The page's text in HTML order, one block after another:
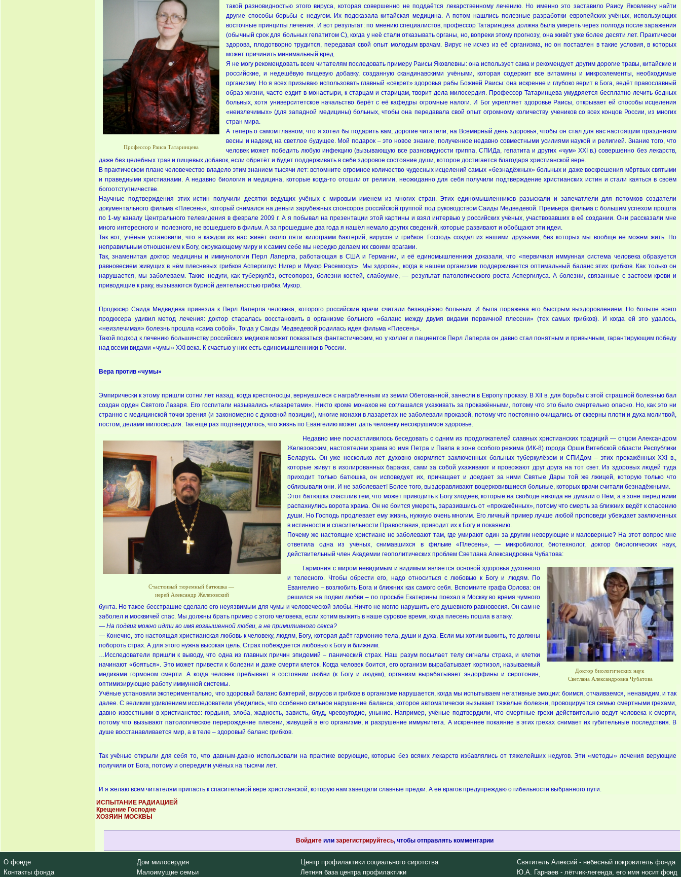
Профессор Раиса Татаринцева
такой разновидностью этого вируса, которая совершенно не поддаётся лекарственному лечению. Но именно это заставило Раису Яковлевну найти
другие способы борьбы с недугом. Их подсказала китайская медицина. А потом нашлись полезные разработки европейских учёных, использующих
восточные принципы лечения. И вот результат: по мнению специалистов, профессор Татаринцева должна была умереть через полгода после заражения
(обычный срок для больных гепатитом С), когда у неё стали отказывать органы, но, вопреки этому прогнозу, она живёт уже более десяти лет. Практически
здорова, плодотворно трудится, передавая свой опыт молодым врачам. Вирус не исчез из её организма, но он поставлен в такие условия, в которых
может причинить минимальный вред.
Я не могу рекомендовать всем читателям последовать примеру Раисы Яковлевны: она использует сама и рекомендует другим дорогие травы, китайские и
российские, и недешёвую пищевую добавку, созданную скандинавскими учёными, которая содержит все витамины и микроэлементы, необходимые
организму. Но я всех призываю использовать главный «секрет» здоровья рабы Божией Раисы: она искренне и глубоко верит в Бога, ведёт православный
образ жизни, часто ездит в монастыри, к старцам и старицам, творит дела милосердия. Профессор Татаринцева умудряется бесплатно лечить бедных
больных, хотя университетское начальство берёт с её кафедры огромные налоги. И Бог укрепляет здоровье Раисы, открывает ей способы исцеления
«неизлечимых» (для западной медицины) больных, чтобы она передавала свой опыт огромному количеству учеников со всех концов России, из многих
стран мира.
А теперь о самом главном, что я хотел бы подарить вам, дорогие читатели, на Всемирный день здоровья, чтобы он стал для вас настоящим праздником
весны и надежд на светлое будущее. Мой подарок – это новое знание, полученное недавно совместными усилиями наукой и религией. Знание того, что
человек может победить любую инфекцию (вызывающую все разновидности гриппа, СПИДа, гепатита и других «чум» ХХI в.) совершенно без лекарств,
даже без целебных трав и пищевых добавок, если обретёт и будет поддерживать в себе здоровое состояние души, которое достигается благодаря христианской вере.
В практическом плане человечество владело этим знанием тысячи лет: вспомните огромное количество чудесных исцелений самых «безнадёжных» больных и даже воскрешения мёртвых святыми
и праведными христианами. А недавно биология и медицина, которые когда-то отошли от религии, неожиданно для себя получили подтверждение христианских истин и стали каяться в своём
богоотступничестве.
Научные подтверждения этих истин получили десятки ведущих учёных с мировым именем из многих стран. Этих единомышленников разыскали и запечатлели для потомков создатели
документального фильма «Плесень», который снимался на деньги зарубежных спонсоров российской группой под руководством Саиды Медведевой. Премьера фильма с большим успехом прошла
по 1-му каналу Центрального телевидения в феврале 2009 г. А я побывал на презентации этой картины и взял интервью у российских учёных, участвовавших в её создании. Они рассказали мне
много интересного и полезного, не вошедшего в фильм. А за прошедшие два года я нашёл немало других сведений, которые развивают и обобщают эти идеи.
Так вот, учёные установили, что в каждом из нас живёт около пяти килограмм бактерий, вирусов и грибков. Господь создал их нашими друзьями, без которых мы вообще не можем жить. Но
неправильным отношением к Богу, окружающему миру и к самим себе мы нередко делаем их своими врагами.
Так, знаменитая доктор медицины и иммунологии Перл Лаперла, работающая в США и Германии, и её единомышленники доказали, что «первичная иммунная система человека образуется
равновесием живущих в нём плесневых грибков Аспергилус Нигер и Мукор Расемосус». Мы здоровы, когда в нашем организме поддерживается оптимальный баланс этих грибков. Как только он
нарушается, мы заболеваем. Такие недуги, как туберкулёз, остеопороз, болезни костей, слабоумие, — результат патологического роста Аспергилуса. А болезни, связанные с застоем крови и
приводящие к раку, вызываются бурной деятельностью грибка Мукор.
Продюсер Саида Медведева привезла к Перл Лаперла человека, которого российские врачи считали безнадёжно больным. И была поражена его быстрым выздоровлением. Но больше всего
продюсера удивил метод лечения: доктор старалась восстановить в организме больного «баланс между двумя видами первичной плесени» (тех самых грибков). И когда ей это удалось,
«неизлечимая» болезнь прошла «сама собой». Тогда у Саиды Медведевой родилась идея фильма «Плесень».
Такой подход к лечению большинству российских медиков может показаться фантастическим, но у коллег и пациентов Перл Лаперла он давно стал понятным и привычным, гарантирующим победу
над всеми видами «чумы» XXI века. К счастью у них есть единомышленники в России.
Вера против «чумы»
Эмпирически к этому пришли сотни лет назад, когда крестоносцы, вернувшиеся с награбленным из земли Обетованной, занесли в Европу проказу. В ХII в. для борьбы с этой страшной болезнью бал
создан орден Святого Лазаря. Его госпитали назывались «лазаретами». Никто кроме монахов не соглашался ухаживать за прокажёнными, потому что это было смертельно опасно. Но, как это ни
странно с медицинской точки зрения (и закономерно с духовной позиции), многие монахи в лазаретах не заболевали проказой, потому что постоянно очищались от скверны плоти и духа молитвой,
постом, делами милосердия. Так ещё раз подтвердилось, что жизнь по Евангелию может дать человеку несокрушимое здоровье.
Счастливый тюремный батюшка —
иерей Александр Железовский
Недавно мне посчастливилось беседовать с одним из продолжателей славных христианских традиций — отцом Александром
Железовским, настоятелем храма во имя Петра и Павла в зоне особого режима (ИК-8) города Орши Витебской области Республики
Беларусь. Он уже несколько лет духовно окормляет заключенных больных туберкулёзом и СПИДом – этих прокажённых ХХI в.,
которые живут в изолированных бараках, сами за собой ухаживают и провожают друг друга на тот свет. Из здоровых людей туда
приходит только батюшка, он исповедует их, причащает и доедает за ними Святые Дары той же лжицей, которую только что
облизывали они. И не заболевает! Более того, выздоравливают воцерковившиеся больные, которых врачи считали безнадёжными.
Этот батюшка счастлив тем, что может приводить к Богу злодеев, которые на свободе никогда не думали о Нём, а в зоне перед ними
распахнулись ворота храма. Он не боится умереть, заразившись от «прокажённых», потому что смерть за ближних ведёт к спасению
души. Но Господь продлевает ему жизнь, нужную очень многим. Его личный пример лучше любой проповеди убеждает заключенных
в истинности и спасительности Православия, приводит их к Богу и покаянию.
Почему же настоящие христиане не заболевают там, где умирают один за другим неверующие и маловерные? На этот вопрос мне
ответила одна из учёных, снимавшихся в фильме «Плесень», — микробиолог, биотехнолог, доктор биологических наук,
действительный член Академии геополитических проблем Светлана Александровна Чубатова:
Доктор биологических наук
Светлана Александровна Чубатова
Гармония с миром невидимым и видимым является основой здоровья духовного
и телесного. Чтобы обрести его, надо относиться с любовью к Богу и людям. По
Евангелию – возлюбить Бога и ближних как самого себя. Вспомните графа Орлова: он
решился на подвиг любви – по просьбе Екатерины поехал в Москву во время чумного
бунта. Но такое бесстрашие сделало его неуязвимым для чумы и человеческой злобы. Ничто не могло нарушить его душевного равновесия. Он сам не
заболел и москвичей спас. Мы должны брать пример с этого человека, если хотим выжить в наше суровое время, когда плесень пошла в атаку.
— На подвиг можно идти во имя возвышенной любви, а не примитивного секса?
— Конечно, это настоящая христианская любовь к человеку, людям, Богу, которая даёт гармонию тела, души и духа. Если мы хотим выжить, то должны
побороть страх. А для этого нужна высокая цель. Страх побеждается любовью к Богу и ближним.
…Исследователи пришли к выводу, что одна из главных причин эпидемий – панический страх. Наш разум посылает телу сигналы страха, и клетки
начинают «бояться». Это может привести к болезни и даже смерти клеток. Когда человек боится, его организм вырабатывает кортизол, называемый
медиками гормоном смерти. А когда человек пребывает в состоянии любви (к Богу и людям), организм вырабатывает эндорфины и серотонин,
оптимизирующие работу иммунной системы.
Учёные установили экспериментально, что здоровый баланс бактерий, вирусов и грибков в организме нарушается, когда мы испытываем негативные эмоции: боимся, отчаиваемся, ненавидим, и так
далее. С великим удивлением исследователи убедились, что особенно сильное нарушение баланса, которое автоматически вызывает тяжёлые болезни, провоцируется семью смертными грехами,
давно известными в христианстве: гордыня, злоба, жадность, зависть, блуд, чревоугодие, уныние. Например, учёные подтвердили, что смертные грехи действительно ведут человека к смерти,
потому что вызывают патологическое перерождение плесени, живущей в его организме, и разрушение иммунитета. А искреннее покаяние в этих грехах снимает их губительные последствия. В
душе восстанавливается мир, а в теле – здоровый баланс грибков.
Так учёные открыли для себя то, что давным-давно использовали на практике верующие, которые без всяких лекарств избавлялись от тяжелейших недугов. Эти «методы» лечения верующие
получили от Бога, потому и опередили учёных на тысячи лет.
И я желаю всем читателям припасть к спасительной вере христианской, которую нам завещали славные предки. А её врагов предупреждаю о гибельности выбранного пути.
ИСПЫТАНИЕ РАДИАЦИЕЙ
Крещение Господне
ХОЗЯИН МОСКВЫ
Войдитеили зарегистрируйтесь, чтобы отправлять комментарии
О фонде
Контакты фонда
Дом милосердия
Малоимущие семьи
Центр профилактики социального сиротства
Летняя база центра профилактики
Святитель Алексий - небесный покровитель фонда
Ю.А. Гарнаев - лётчик-легенда, его имя носит фонд